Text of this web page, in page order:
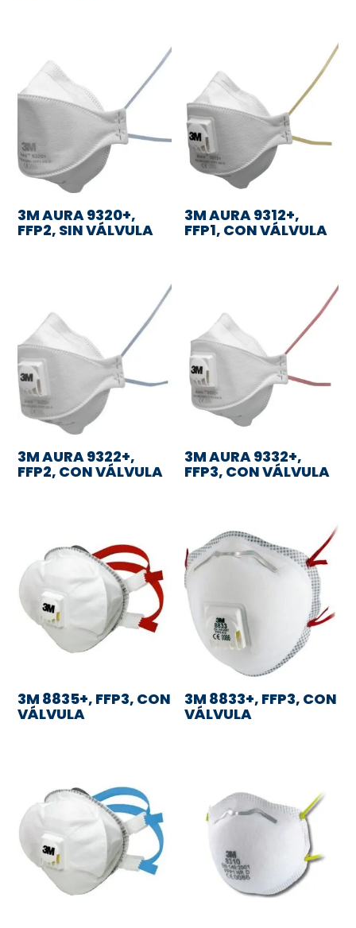
3M AURA 9320+,
FFP2, SIN VÁLVULA
3M AURA 9312+,
FFP1, CON VÁLVULA
3M AURA 9322+,
FFP2, CON VÁLVULA
3M AURA 9332+,
FFP3, CON VÁLVULA
3M 8835+, FFP3, CON
VÁLVULA
3M 8833+, FFP3, CON
VÁLVULA